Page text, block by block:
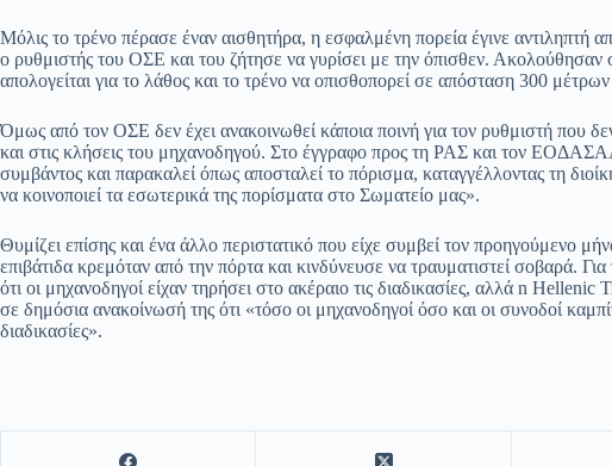
Μόλις το τρένο πέρασε έναν αισθητήρα, η εσφαλμένη πορεία έγινε αντιληπτή
ο ρυθμιστής του ΟΣΕ και του ζήτησε να γυρίσει με την όπισθεν.
απολογείται για το λάθος και το τρένο να οπισθοπορεί σε απόσταση 300
Όμως από τον ΟΣΕ δεν έχει ανακοινωθεί κάποια ποινή για τον ρυθμιστή που
και στις κλήσεις του μηχανοδηγού. Στο έγγραφο προς τη ΡΑΣ και τον
συμβάντος και παρακαλεί όπως αποσταλεί το πόρισμα, καταγγέλλοντας τη
να κοινοποιεί τα εσωτερικά της πορίσματα στο Σωματείο μας».
Θυμίζει επίσης και ένα άλλο περιστατικό που είχε συμβεί τον προηγούμενο
επιβάτιδα κρεμόταν από την πόρτα και κινδύνευσε να τραυματιστεί σοβαρά.
ότι οι μηχανοδηγοί είχαν τηρήσει στο ακέραιο τις διαδικασίες, αλλά n
σε δημόσια ανακοίνωσή της ότι «τόσο οι μηχανοδηγοί όσο και οι συνοδοί
διαδικασίες».